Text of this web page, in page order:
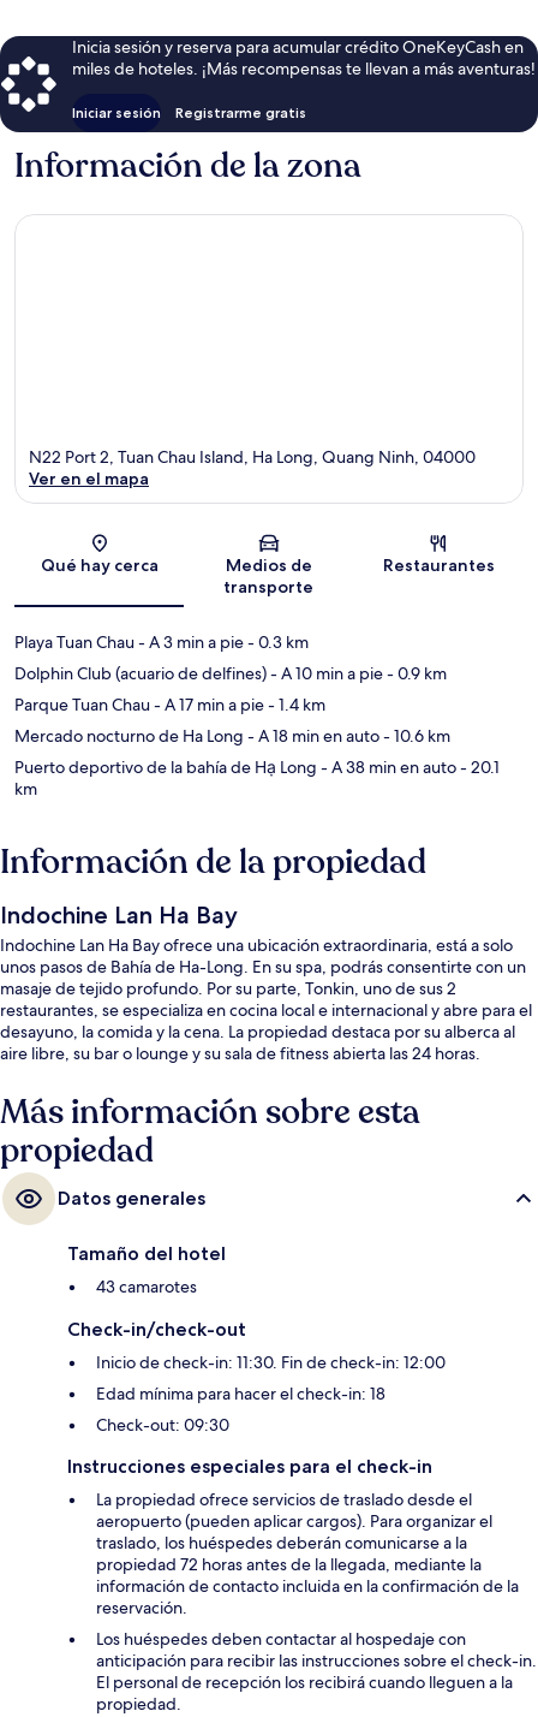
Inicia sesión y reserva para acumular crédito OneKeyCash en
miles de hoteles. ¡Más recompensas te llevan a más aventuras!
Iniciar sesión Registrarme gratis
Información de la zona
Sección del mapa
N22 Port 2, Tuan Chau Island, Ha Long, Quang Ninh, 04000
Ver en el mapa
Qué hay cerca
Medios de
transporte
Restaurantes
Playa Tuan Chau- A 3 min a pie- 0.3 km
Dolphin Club (acuario de delfines)- A 10 min a pie- 0.9 km
Parque Tuan Chau- A 17 min a pie- 1.4 km
Mercado nocturno de Ha Long - A 18 min en auto- 10.6 km
Puerto deportivo de la bahía de Hạ Long - A 38 min en auto- 20.1
km
Información de la propiedad
Indochine Lan Ha Bay
Indochine Lan Ha Bay ofrece una ubicación extraordinaria, está a solo
unos pasos de Bahía de Ha-Long. En su spa, podrás consentirte con un
masaje de tejido profundo. Por su parte, Tonkin, uno de sus 2
restaurantes, se especializa en cocina local e internacional y abre para el
desayuno, la comida y la cena. La propiedad destaca por su alberca al
aire libre, su bar o lounge y su sala de fitness abierta las 24 horas.
Más información sobre esta
propiedad
Datos generales
Tamaño del hotel
43 camarotes
Check-in/check-out
Inicio de check-in: 11:30. Fin de check-in: 12:00
Edad mínima para hacer el check-in: 18
Check-out: 09:30
Instrucciones especiales para el check-in
La propiedad ofrece servicios de traslado desde el
aeropuerto (pueden aplicar cargos). Para organizar el
traslado, los huéspedes deberán comunicarse a la
propiedad 72 horas antes de la llegada, mediante la
información de contacto incluida en la confirmación de la
reservación.
Los huéspedes deben contactar al hospedaje con
anticipación para recibir las instrucciones sobre el check-in.
El personal de recepción los recibirá cuando lleguen a la
propiedad.